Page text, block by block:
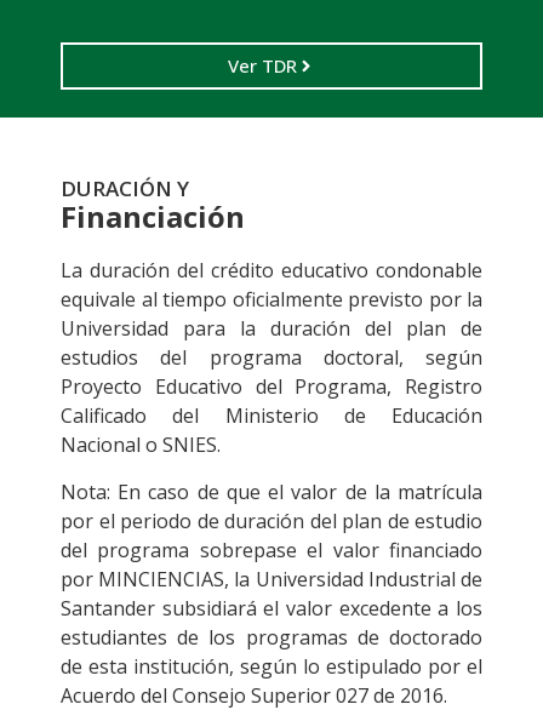
Ver TDR
DURACIÓN Y
Financiación
La duración del crédito educativo condonable
equivale al tiempo oficialmente previsto por la
Universidad para la duración del plan de
estudios del programa doctoral, según
Proyecto Educativo del Programa, Registro
Calificado del Ministerio de Educación
Nacional o SNIES.
Nota: En caso de que el valor de la matrícula
por el periodo de duración del plan de estudio
del programa sobrepase el valor financiado
por MINCIENCIAS, la Universidad Industrial de
Santander subsidiará el valor excedente a los
estudiantes de los programas de doctorado
de esta institución, según lo estipulado por el
Acuerdo del Consejo Superior 027 de 2016.